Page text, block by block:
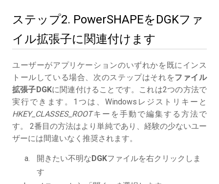
ステップ2. PowerSHAPEをDGKファ
イル拡張子に関連付けます
ユーザーがアプリケーションのいずれかを既にインス
トールしている場合、次のステップはそれをファイル
拡張子DGKに関連付けることです。これは2つの方法で
実行できます。1つは、Windowsレジストリキーと
HKEY_CLASSES_ROOTキーを手動で編集する方法で
す。 2番目の方法はより単純であり、経験の少ないユー
ザーには間違いなく推奨されます。
開きたい不明なDGKファイルを右クリックしま
す